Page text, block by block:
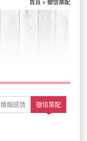
首頁 徵信業配
婚姻感情 徵信業配